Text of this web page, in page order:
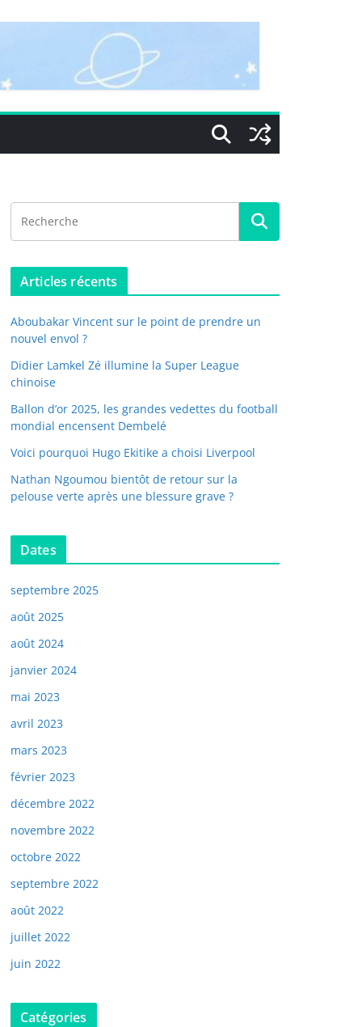
Articles récents
Aboubakar Vincent sur le point de prendre un
nouvel envol ?
Didier Lamkel Zé illumine la Super League
chinoise
Ballon d’or 2025, les grandes vedettes du football
mondial encensent Dembelé
Voici pourquoi Hugo Ekitike a choisi Liverpool
Nathan Ngoumou bientôt de retour sur la
pelouse verte après une blessure grave ?
Dates
septembre 2025
août 2025
août 2024
janvier 2024
mai 2023
avril 2023
mars 2023
février 2023
décembre 2022
novembre 2022
octobre 2022
septembre 2022
août 2022
juillet 2022
juin 2022
Catégories